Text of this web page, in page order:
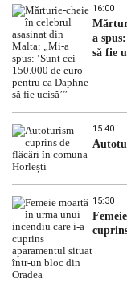
16:00
a
să fie
15:40
15:30